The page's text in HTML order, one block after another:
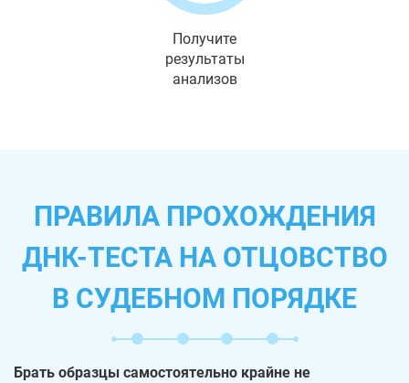
Получите
результаты
анализов
ПРАВИЛА ПРОХОЖДЕНИЯ
ДНК-ТЕСТА НА ОТЦОВСТВО
В СУДЕБНОМ ПОРЯДКЕ
Брать образцы самостоятельно крайне не